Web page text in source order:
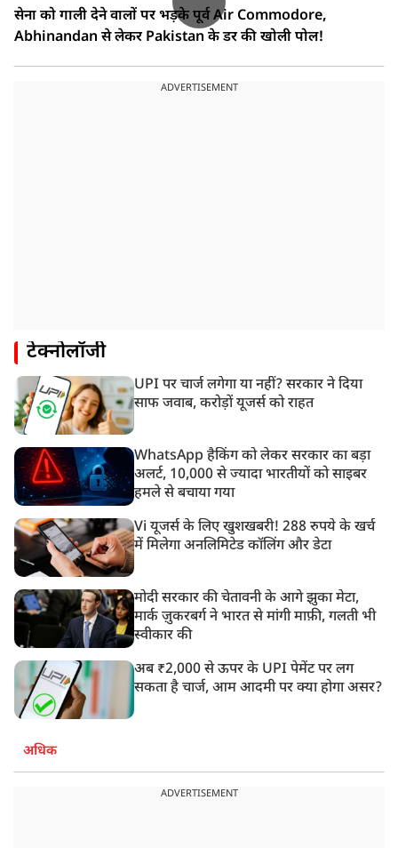
सेना को गाली देने वालों पर भड़के पूर्व Air Commodore,
Abhinandan से लेकर Pakistan के डर की खोली पोल!
ADVERTISEMENT
टेक्नोलॉजी
UPI पर चार्ज लगेगा या नहीं? सरकार ने दिया
साफ जवाब, करोड़ों यूजर्स को राहत
WhatsApp हैकिंग को लेकर सरकार का बड़ा
अलर्ट, 10,000 से ज्यादा भारतीयों को साइबर
हमले से बचाया गया
Vi यूजर्स के लिए खुशखबरी! 288 रुपये के खर्च
में मिलेगा अनलिमिटेड कॉलिंग और डेटा
मोदी सरकार की चेतावनी के आगे झुका मेटा,
मार्क ज़ुकरबर्ग ने भारत से मांगी माफ़ी, गलती भी
स्वीकार की
अब ₹2,000 से ऊपर के UPI पेमेंट पर लग
सकता है चार्ज, आम आदमी पर क्या होगा असर?
अधिक
ADVERTISEMENT